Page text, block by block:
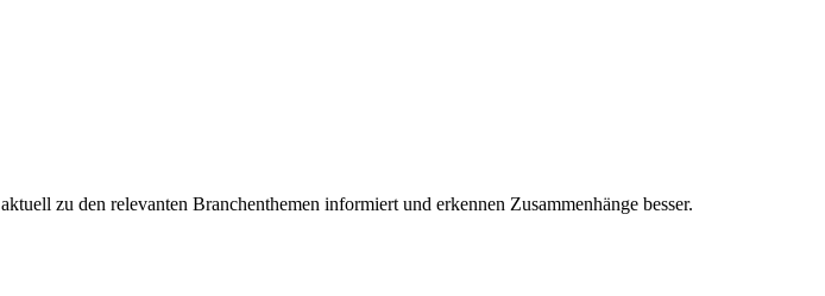
zu den relevanten Branchenthemen informiert und erkennen Zusammenhänge besser.